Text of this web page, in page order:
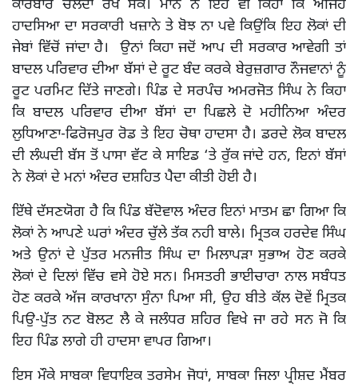
ਕਾਰੋਬਾਰ ਚਲਦਾ ਰੱਖ ਸਕੇ। ਮਾਨ ਨੇ ਇਹ ਵੀ ਕਿਹਾ ਕਿ ਅਜਿਹੇ
ਹਾਦਸਿਆ ਦਾ ਸਰਕਾਰੀ ਖਜ਼ਾਨੇ ਤੇ ਬੋਝ ਨਾ ਪਵੇ ਕਿਉਂਕਿ ਇਹ ਲੋਕਾਂ ਦੀ
ਜੇਬਾਂ ਵਿੱਚੋਂ ਜਾਂਦਾ ਹੈ। ਉਨਾਂ ਕਿਹਾ ਜਦੋਂ ਆਪ ਦੀ ਸਰਕਾਰ ਆਵੇਗੀ ਤਾਂ
ਬਾਦਲ ਪਰਿਵਾਰ ਦੀਆ ਬੱਸਾਂ ਦੇ ਰੂਟ ਬੰਦ ਕਰਕੇ ਬੇਰੁਜ਼ਗਾਰ ਨੌਜਵਾਨਾਂ ਨੂੰ
ਰੂਟ ਪਰਮਿਟ ਦਿੱਤੇ ਜਾਣਗੇ। ਪਿੰਡ ਦੇ ਸਰਪੰਚ ਅਮਰਜੋਤ ਸਿੰਘ ਨੇ ਕਿਹਾ
ਕਿ ਬਾਦਲ ਪਰਿਵਾਰ ਦੀਆ ਬੱਸਾਂ ਦਾ ਪਿਛਲੇ ਦੋ ਮਹੀਨਿਆ ਅੰਦਰ
ਲੁਧਿਆਣਾ-ਫਿਰੋਜਪੁਰ ਰੋਡ ਤੇ ਇਹ ਚੋਥਾ ਹਾਦਸਾ ਹੈ। ਡਰਦੇ ਲੋਕ ਬਾਦਲ
ਦੀ ਲੰਘਦੀ ਬੱਸ ਤੋਂ ਪਾਸਾ ਵੱਟ ਕੇ ਸਾਇਡ ‘ਤੇ ਰੁੱਕ ਜਾਂਦੇ ਹਨ, ਇਨਾਂ ਬੱਸਾਂ
ਨੇ ਲੋਕਾਂ ਦੇ ਮਨਾਂ ਅੰਦਰ ਦਸ਼ਹਿਤ ਪੈਦਾ ਕੀਤੀ ਹੋਈ ਹੈ।
ਇੱਥੇ ਦੱਸਣਯੋਗ ਹੈ ਕਿ ਪਿੰਡ ਬੱਦੋਵਾਲ ਅੰਦਰ ਇਨਾਂ ਮਾਤਮ ਛਾ ਗਿਆ ਕਿ
ਲੋਕਾਂ ਨੇ ਆਪਣੇ ਘਰਾਂ ਅੰਦਰ ਚੁੱਲੇ ਤੱਕ ਨਹੀ ਬਾਲੇ। ਮ੍ਰਿਤਕ ਹਰਦੇਵ ਸਿੰਘ
ਅਤੇ ਉਨਾਂ ਦੇ ਪੁੱਤਰ ਮਨਜੀਤ ਸਿੰਘ ਦਾ ਮਿਲਾਪੜਾ ਸੁਭਾਅ ਹੋਣ ਕਰਕੇ
ਲੋਕਾਂ ਦੇ ਦਿਲਾਂ ਵਿੱਚ ਵਸੇ ਹੋਏ ਸਨ। ਮਿਸਤਰੀ ਭਾਈਚਾਰਾ ਨਾਲ ਸਬੰਧਤ
ਹੋਣ ਕਰਕੇ ਅੱਜ ਕਾਰਖਾਨਾ ਸੁੰਨਾ ਪਿਆ ਸੀ, ਉਹ ਬੀਤੇ ਕੱਲ ਦੋਵੇਂ ਮ੍ਰਿਤਕ
ਪਿਉ-ਪੁੱਤ ਨਟ ਬੋਲਟ ਲੈ ਕੇ ਜਲੰਧਰ ਸ਼ਹਿਰ ਵਿਖੇ ਜਾ ਰਹੇ ਸਨ ਜੋ ਕਿ
ਇਹ ਪਿੰਡ ਲਾਗੇ ਹੀ ਹਾਦਸਾ ਵਾਪਰ ਗਿਆ।
ਇਸ ਮੌਕੇ ਸਾਬਕਾ ਵਿਧਾਇਕ ਤਰਸੇਮ ਜੋਧਾਂ, ਸਾਬਕਾ ਜਿਲਾ ਪ੍ਰੀਸ਼ਦ ਮੈਂਬਰ